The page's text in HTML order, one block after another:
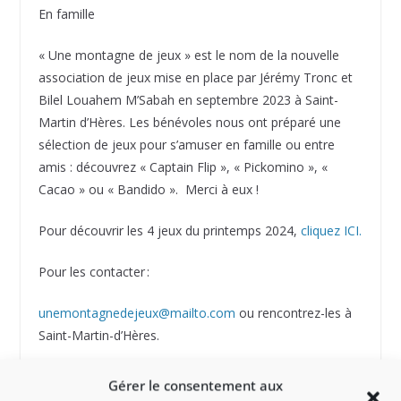
Gérer le consentement aux
En famille
« Une montagne de jeux » est le nom de la nouvelle
association de jeux mise en place par Jérémy Tronc et
Bilel Louahem M’Sabah en septembre 2023 à Saint-
Martin d’Hères. Les bénévoles nous ont préparé une
sélection de jeux pour s’amuser en famille ou entre
amis : découvrez « Captain Flip », « Pickomino », «
Cacao » ou « Bandido ». Merci à eux !
Pour découvrir les 4 jeux du printemps 2024, cliquez ICI.
Pour les contacter :
unemontagnedejeux@mailto.com ou rencontrez-les à
Saint-Martin-d’Hères.
https://www.facebook.com/profile.php?